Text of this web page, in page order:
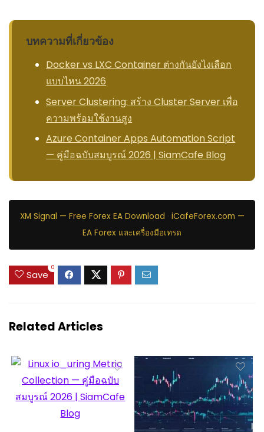
บทความที่เกี่ยวข้อง
Docker vs LXC Container ต่างกันยังไงเลือก
แบบไหน 2026
Server Clustering: สร้าง Cluster Server เพื่อ
ความพร้อมใช้งานสูง
Azure Container Apps Automation Script
— คู่มือฉบับสมบูรณ์ 2026 | SiamCafe Blog
XM Signal — Free Forex EA Download · iCafeForex.com —
EA Forex และเครื่องมือเทรด
Save
0
Related Articles